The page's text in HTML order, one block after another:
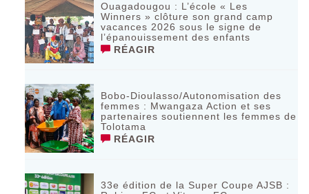
Ouagadougou : L’école « Les
Winners » clôture son grand camp
vacances 2026 sous le signe de
l’épanouissement des enfants
RÉAGIR
Bobo-Dioulasso/Autonomisation des
femmes : Mwangaza Action et ses
partenaires soutiennent les femmes de
Tolotama
RÉAGIR
33e édition de la Super Coupe AJSB :